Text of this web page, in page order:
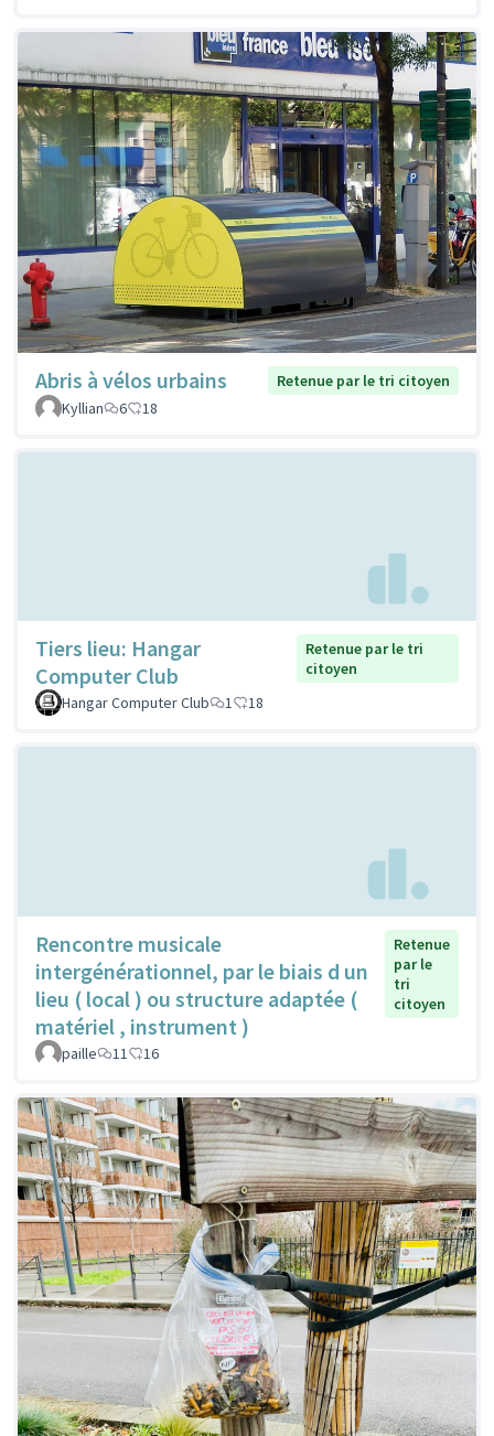
Abris à vélos urbains
Retenue par le tri citoyen
Kyllian
6 18
Tiers lieu: Hangar
Computer Club
Retenue par le tri
citoyen
Hangar Computer Club
1 18
Rencontre musicale
intergénérationnel, par le biais d un
lieu ( local ) ou structure adaptée (
matériel , instrument )
Retenue
par le
tri
citoyen
paille 11 16